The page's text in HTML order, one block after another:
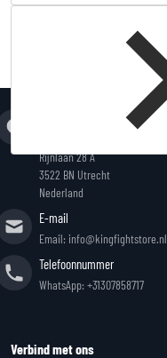
Rijnlaan 28 A
3522 BN Utrecht
Nederland
E-mail
Email: info@kingfightstore.nl
Telefoonnummer
WhatsApp: +31307858717
Verbind met ons